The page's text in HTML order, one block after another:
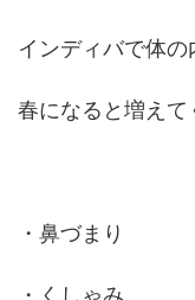
インディバで体
春になると増えて
・鼻づまり
・くしゃみ